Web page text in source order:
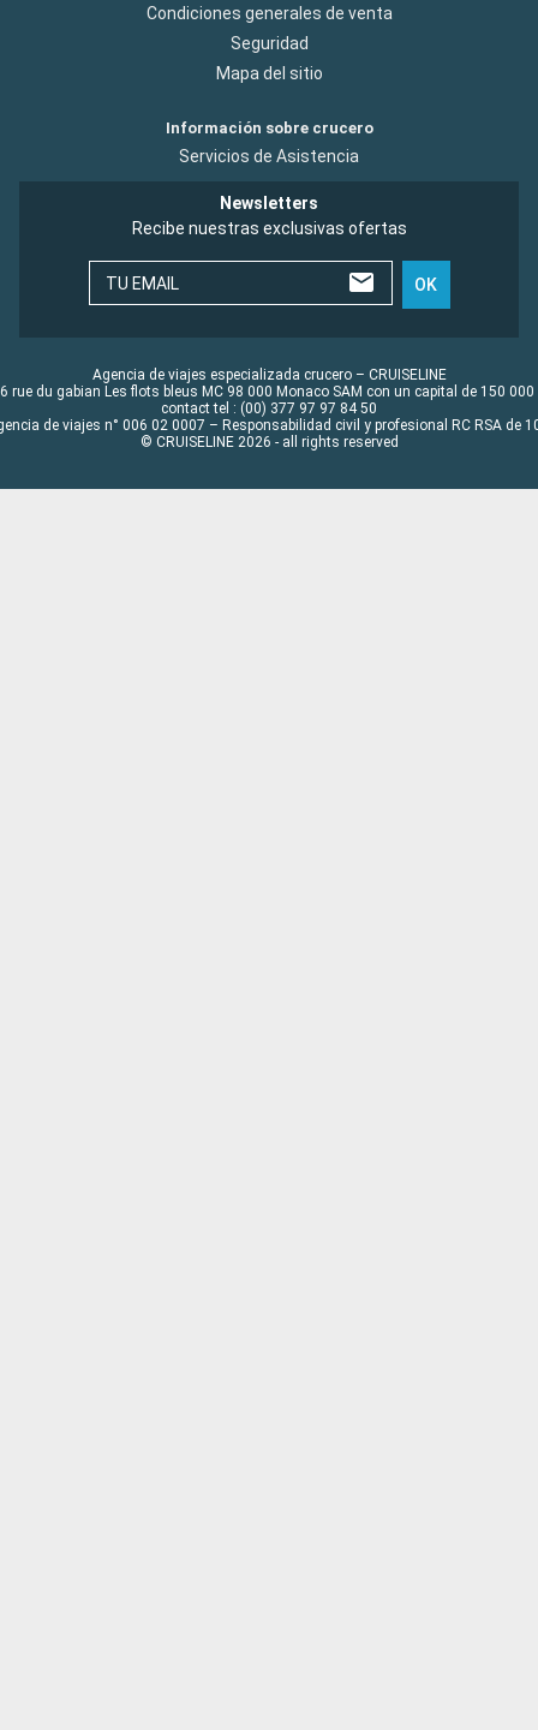
Condiciones generales de venta
Seguridad
Mapa del sitio
Información sobre crucero
Servicios de Asistencia
Newsletters
Recibe nuestras exclusivas ofertas
TU EMAIL OK
Agencia de viajes especializada crucero – CRUISELINE
rue du gabian Les flots bleus MC 98 000 Monaco SAM con un capital de 150 000
contact tel : (00) 377 97 97 84 50
de viajes n° 006 02 0007 – Responsabilidad civil y profesional RC RSA de
© CRUISELINE 2026 - all rights reserved